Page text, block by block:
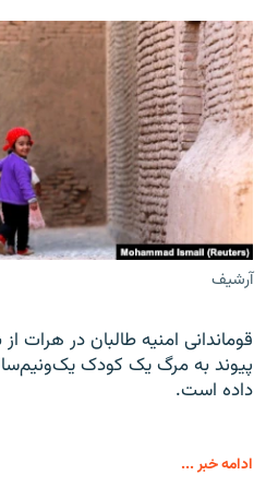
آرشیف
قوماندانی امنیه طالبان در هرات
پیوند به مرگ یک کودک
داده است.
ادامه خبر ...